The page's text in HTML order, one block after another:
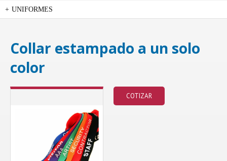
UNIFORMES
Collar estampado a un solo
color
COTIZAR